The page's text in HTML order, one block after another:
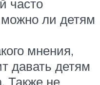
часто
можно ли детям
мнения,
давать детям
Также не